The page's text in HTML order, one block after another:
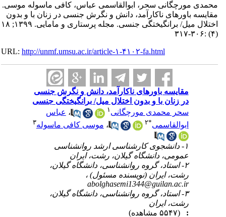
محمدی مورچگانی سحر، ابوالقاسمی عباس، کافی ماسوله موسی.
مقایسه باورهای ناکارآمد، دانش و نگرش جنسی در زنان با و بدون
اختلال میل/ برانگیختگی جنسی. مجله پرستاری و مامایی. ۱۳۹۹; ۱۸
URL:http://unmf.umsu.ac.ir/article-۱-۴۱۰۲-fa.html
مقایسه باورهای ناکارآمد، دانش و نگرش جنسی
در زنان با و بدون اختلال میل/ برانگیختگی جنسی
سحر محمدی مورچگانی
،عباس
ابوالقاسمی
۲ ،موسی کافی ماسوله۳
۱- دانشجوی کارشناسی ارشد روانشناسی
عمومی، دانشگاه گیلان، رشت، ایران
۲- استاد، گروه روانشناسی، دانشگاه گیلان،
رشت، ایران (نویسنده مسئول) ،
abolghasemi1344@guilan.ac.ir
۳- استاد، گروه روانشناسی، دانشگاه گیلان،
رشت، ایران